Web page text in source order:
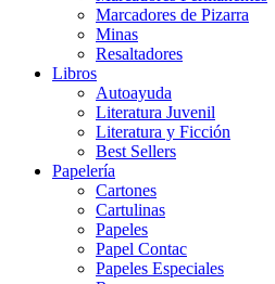
Marcadores de Pizarra
Minas
Resaltadores
Libros
Autoayuda
Literatura Juvenil
Literatura y Ficción
Best Sellers
Papelería
Cartones
Cartulinas
Papeles
Papel Contac
Papeles Especiales